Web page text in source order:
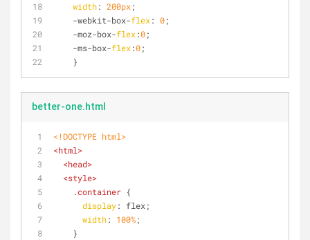
width: 200px;
    -webkit-box-
flex: 0;
    -moz-box-
flex:0;
    -ms-box-
flex:0;
    }
better-one.html
<!DOCTYPE html>
<html>
<head>
<style>
.container {
display: flex;
width: 100%;
    }